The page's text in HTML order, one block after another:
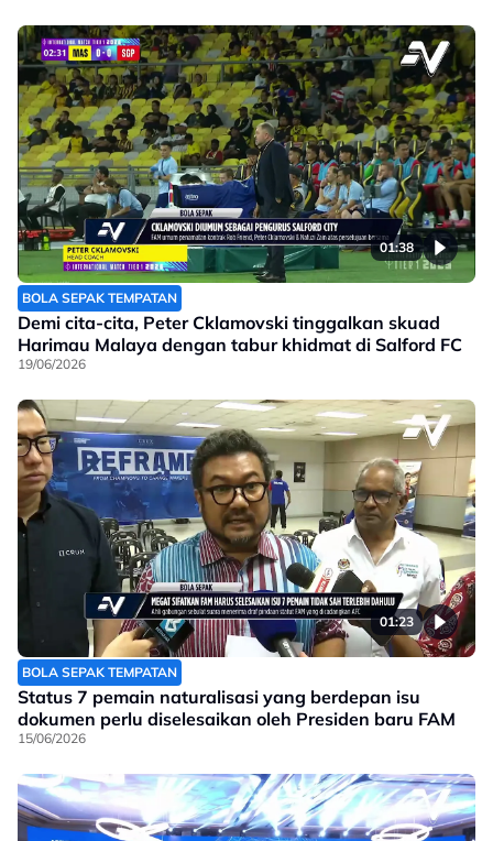
01:38
BOLA SEPAK TEMPATAN
Demi cita-cita, Peter Cklamovski tinggalkan skuad
Harimau Malaya dengan tabur khidmat di Salford FC
19/06/2026
01:23
BOLA SEPAK TEMPATAN
Status 7 pemain naturalisasi yang berdepan isu
dokumen perlu diselesaikan oleh Presiden baru FAM
15/06/2026